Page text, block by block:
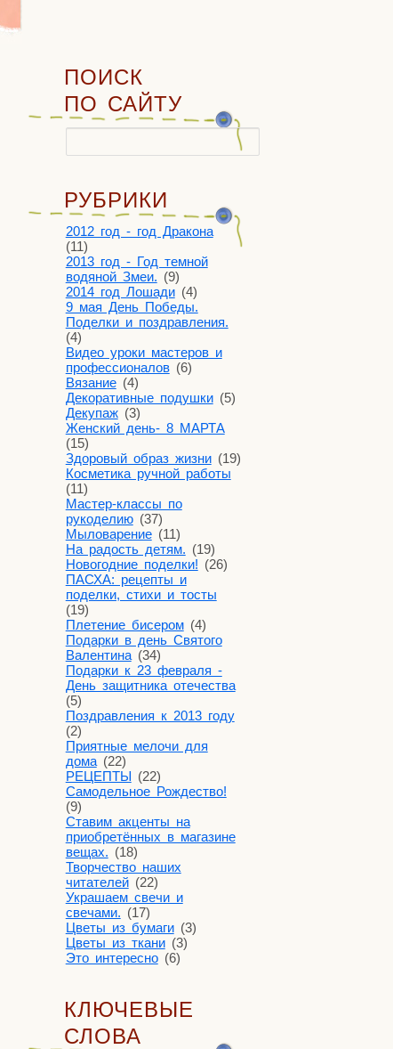
ПОИСК
ПО САЙТУ
РУБРИКИ
2012 год - год Дракона
(11)
2013 год - Год темной
водяной Змеи. (9)
2014 год Лошади(4)
9 мая День Победы.
Поделки и поздравления.
(4)
Видео уроки мастеров и
профессионалов(6)
Вязание(4)
Декоративные подушки(5)
Декупаж(3)
Женский день- 8 МАРТА
(15)
Здоровый образ жизни(19)
Косметика ручной работы
(11)
Мастер-классы по
рукоделию(37)
Мыловарение(11)
На радость детям. (19)
Новогодние поделки! (26)
ПАСХА: рецепты и
поделки, стихи и тосты
(19)
Плетение бисером(4)
Подарки в день Святого
Валентина(34)
Подарки к 23 февраля -
День защитника отечества
(5)
Поздравления к 2013 году
(2)
Приятные мелочи для
дома(22)
РЕЦЕПТЫ (22)
Самодельное Рождество!
(9)
Ставим акценты на
приобретённых в магазине
вещах. (18)
Творчество наших
читателей(22)
Украшаем свечи и
свечами. (17)
Цветы из бумаги(3)
Цветы из ткани(3)
Это интересно(6)
КЛЮЧЕВЫЕ
СЛОВА